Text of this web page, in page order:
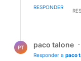
RESPONDER
PT paco talone
Responder a paco